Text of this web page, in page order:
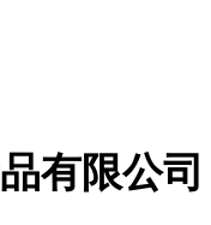
有限公司